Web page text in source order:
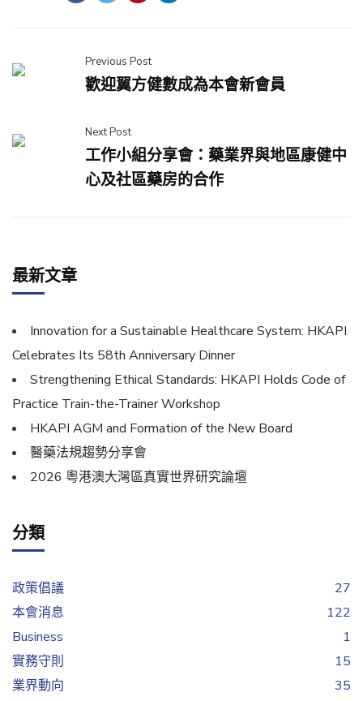
Previous Post
歡迎翼方健數成為本會新會員
Next Post
工作小組分享會：藥業界與地區康健中
心及社區藥房的合作
最新文章
Innovation for a Sustainable Healthcare System: HKAPI
Celebrates Its 58th Anniversary Dinner
Strengthening Ethical Standards: HKAPI Holds Code of
Practice Train-the-Trainer Workshop
HKAPI AGM and Formation of the New Board
醫藥法規趨勢分享會
2026 粵港澳大灣區真實世界研究論壇
分類
政策倡議
27
本會消息
122
Business
1
實務守則
15
業界動向
35